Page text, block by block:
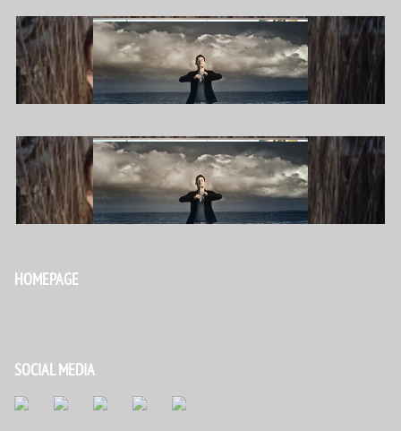
[ZEIGE EINE SLIDESHOW]
[ZEIGE EINE SLIDESHOW]
HOMEPAGE
SOCIAL MEDIA